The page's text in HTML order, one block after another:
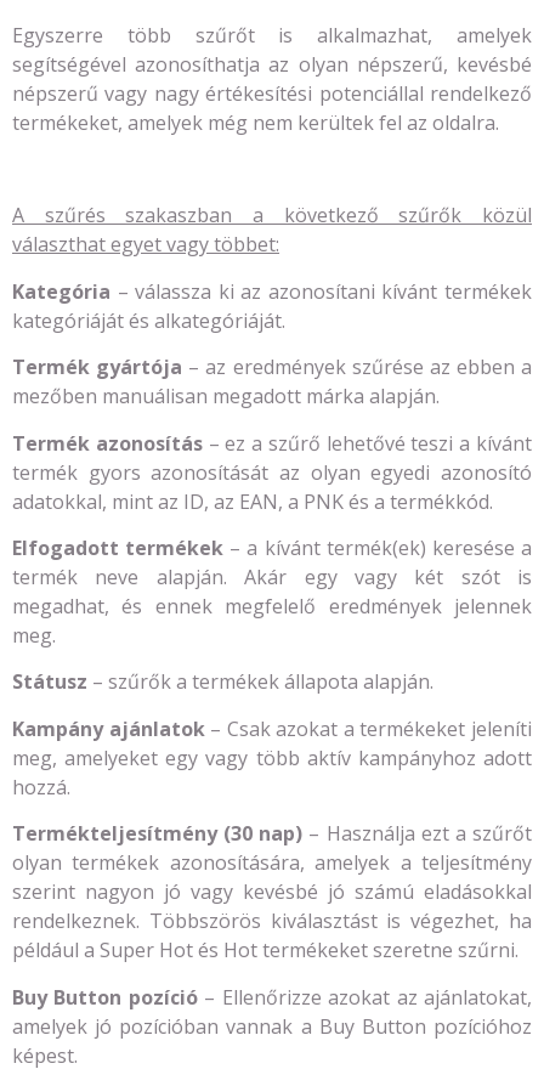
Egyszerre több szűrőt is alkalmazhat, amelyek
segítségével azonosíthatja az olyan népszerű, kevésbé
népszerű vagy nagy értékesítési potenciállal rendelkező
termékeket, amelyek még nem kerültek fel az oldalra.
A szűrés szakaszban a következő szűrők közül
választhat egyet vagy többet:
Kategória – válassza ki az azonosítani kívánt termékek
kategóriáját és alkategóriáját.
Termék gyártója – az eredmények szűrése az ebben a
mezőben manuálisan megadott márka alapján.
Termék azonosítás– ez a szűrő lehetővé teszi a kívánt
termék gyors azonosítását az olyan egyedi azonosító
adatokkal, mint az ID, az EAN, a PNK és a termékkód.
Elfogadott termékek – a kívánt termék(ek) keresése a
termék neve alapján. Akár egy vagy két szót is
megadhat, és ennek megfelelő eredmények jelennek
meg.
Státusz – szűrők a termékek állapota alapján.
Kampány ajánlatok– Csak azokat a termékeket jeleníti
meg, amelyeket egy vagy több aktív kampányhoz adott
hozzá.
Termékteljesítmény (30 nap) – Használja ezt a szűrőt
olyan termékek azonosítására, amelyek a teljesítmény
szerint nagyon jó vagy kevésbé jó számú eladásokkal
rendelkeznek. Többszörös kiválasztást is végezhet, ha
például a Super Hot és Hot termékeket szeretne szűrni.
Buy Button pozíció– Ellenőrizze azokat az ajánlatokat,
amelyek jó pozícióban vannak a Buy Button pozícióhoz
képest.